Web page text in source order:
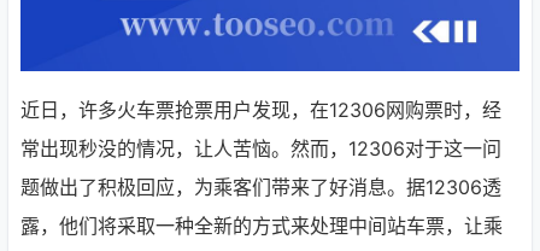
近日，许多火车票抢票用户发现，在12306网购票时，经
常出现秒没的情况，让人苦恼。然而，12306对于这一问
题做出了积极回应，为乘客们带来了好消息。据12306透
露，他们将采取一种全新的方式来处理中间站车票，让乘